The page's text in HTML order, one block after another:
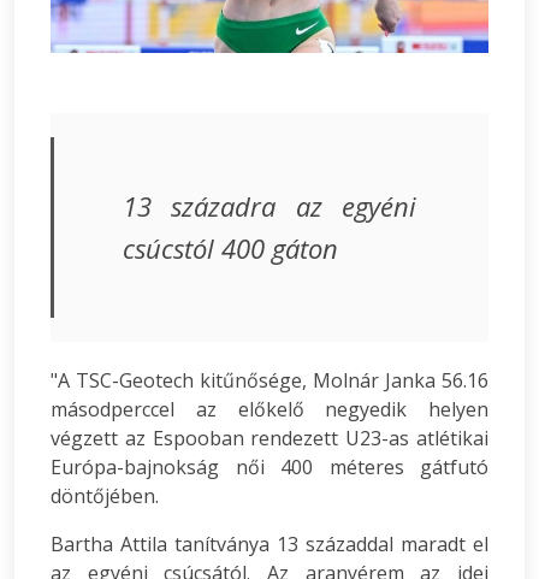
13 századra az egyéni
csúcstól 400 gáton
"A TSC-Geotech kitűnősége, Molnár Janka 56.16
másodperccel az előkelő negyedik helyen
végzett az Espooban rendezett U23-as atlétikai
Európa-bajnokság női 400 méteres gátfutó
döntőjében.
Bartha Attila tanítványa 13 századdal maradt el
az egyéni csúcsától. Az aranyérem az idei